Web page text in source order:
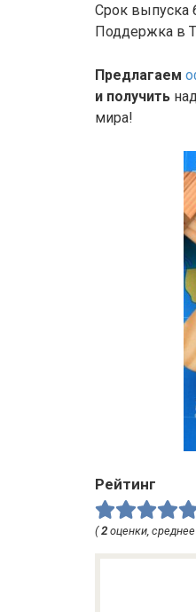
Срок выпуска
Поддержка в
Предлагаем
и получить
мира!
Рейтинг
(2 оценки, среднее